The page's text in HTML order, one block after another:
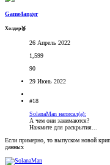
Game4anger
Холдер🥉
26 Апрель 2022
1,599
90
29 Июнь 2022
#18
SolanaMan написал(а):
А чем они занимаются?
Нажмите для раскрытия...
Если примерно, то выпуском новой
данных